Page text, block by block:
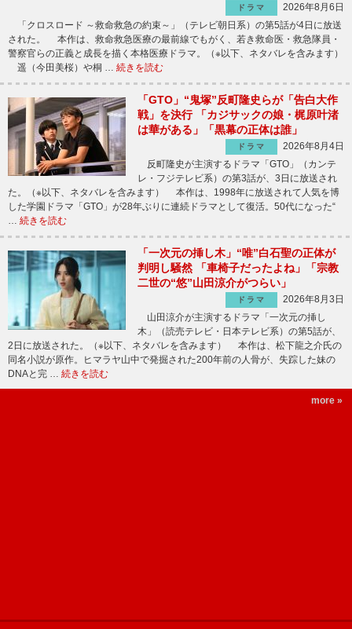
ドラマ
2026年8月6日
「クロスロード ～救命救急の約束～」（テレビ朝日系）の第5話が4日に放送
された。 本作は、救命救急医療の最前線でもがく、若き救命医・救急隊員・
警察官らの正義と成長を描く本格医療ドラマ。（※以下、ネタバレを含みます）
遥（今田美桜）や桐 … 続きを読む
「GTO」“鬼塚”反町隆史らが「告白大作
戦」を決行 「カジサックの娘・梶原叶渚
は華がある」「黒幕の正体は誰」
ドラマ
2026年8月4日
反町隆史が主演するドラマ「GTO」（カンテ
レ・フジテレビ系）の第3話が、3日に放送され
た。（※以下、ネタバレを含みます） 本作は、1998年に放送されて人気を博
した学園ドラマ「GTO」が28年ぶりに連続ドラマとして復活。50代になった“
続きを読む
「一次元の挿し木」“唯”白石聖の正体が
判明し騒然 「車椅子だったよね」「宗教
二世の“悠”山田涼介がつらい」
ドラマ
2026年8月3日
山田涼介が主演するドラマ「一次元の挿し
木」（読売テレビ・日本テレビ系）の第5話が、
2日に放送された。（※以下、ネタバレを含みます） 本作は、松下龍之介氏の
同名小説が原作。ヒマラヤ山中で発掘された200年前の人骨が、失踪した妹の
DNAと完 … 続きを読む
more »